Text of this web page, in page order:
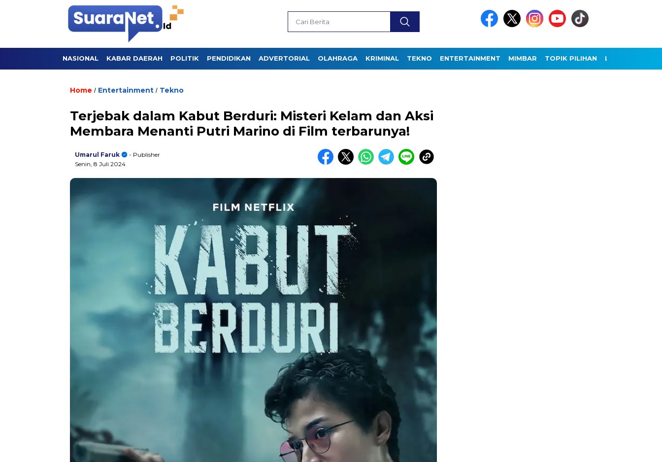
NASIONAL KABAR DAERAH POLITIK PENDIDIKAN ADVERTORIAL OLAHRAGA KRIMINAL TEKNO ENTERTAINMENT MIMBAR TOPIK PILIHAN LAINNYA
Home / Entertainment / Tekno
Terjebak dalam Kabut Berduri: Misteri Kelam dan Aksi
Membara Menanti Putri Marino di Film terbarunya!
Umarul Faruk
- Publisher
Senin, 8 Juli 2024